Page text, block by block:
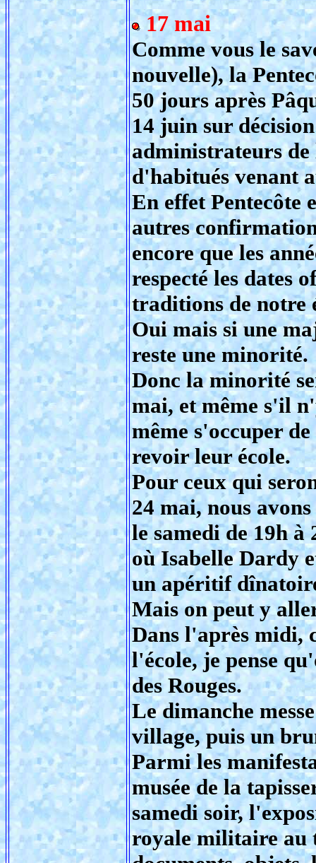
17 mai
Comme vous le
nouvelle), la
50 jours après
14 juin sur
administrateurs
d'habitués venant
En effet Pentecôte
autres
encore que les
respecté les dates
traditions de notre
Oui mais si une
reste une minorité.
Donc la minorité
mai, et même s'il
même s'occuper
revoir leur école.
Pour ceux qui
24 mai, nous
le samedi de 19h à
où Isabelle Dardy
un apéritif
Mais on peut y
Dans l'après midi,
l'école, je pense
des Rouges.
Le dimanche
village, puis un
Parmi les
musée de la
samedi soir,
royale militaire au